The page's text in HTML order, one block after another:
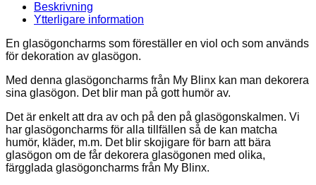
Beskrivning
Ytterligare information
En glasögoncharms som föreställer en viol och som används
för dekoration av glasögon.
Med denna glasögoncharms från My Blinx kan man dekorera
sina glasögon. Det blir man på gott humör av.
Det är enkelt att dra av och på den på glasögonskalmen. Vi
har glasögoncharms för alla tillfällen så de kan matcha
humör, kläder, m.m. Det blir skojigare för barn att bära
glasögon om de får dekorera glasögonen med olika,
färgglada glasögoncharms från My Blinx.